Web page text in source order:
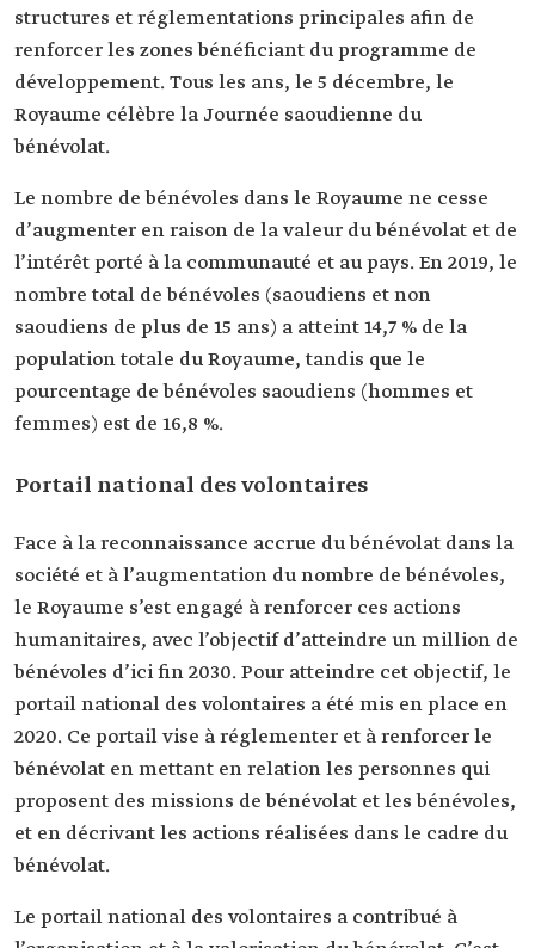
structures et réglementations principales afin de
renforcer les zones bénéficiant du programme de
développement. Tous les ans, le 5 décembre, le
Royaume célèbre la Journée saoudienne du
bénévolat.
Le nombre de bénévoles dans le Royaume ne cesse
d’augmenter en raison de la valeur du bénévolat et de
l’intérêt porté à la communauté et au pays. En 2019, le
nombre total de bénévoles (saoudiens et non
saoudiens de plus de 15 ans) a atteint 14,7 % de la
population totale du Royaume, tandis que le
pourcentage de bénévoles saoudiens (hommes et
femmes) est de 16,8 %.
Portail national des volontaires
Face à la reconnaissance accrue du bénévolat dans la
société et à l’augmentation du nombre de bénévoles,
le Royaume s’est engagé à renforcer ces actions
humanitaires, avec l’objectif d’atteindre un million de
bénévoles d’ici fin 2030. Pour atteindre cet objectif, le
portail national des volontaires a été mis en place en
2020. Ce portail vise à réglementer et à renforcer le
bénévolat en mettant en relation les personnes qui
proposent des missions de bénévolat et les bénévoles,
et en décrivant les actions réalisées dans le cadre du
bénévolat.
Le portail national des volontaires a contribué à